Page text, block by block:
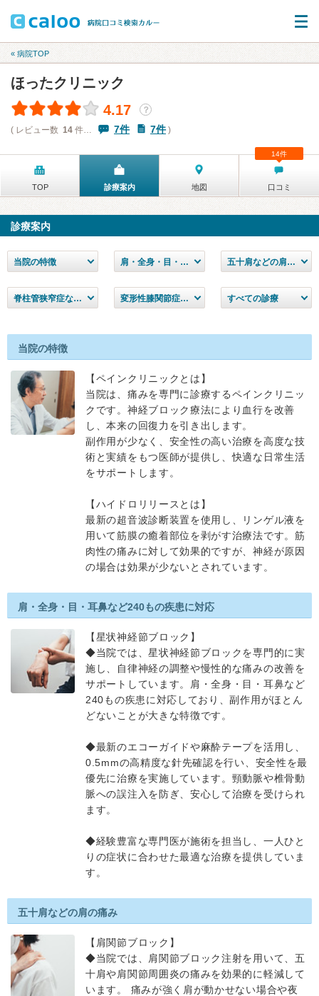
« 病院TOP
ほったクリニック
4.17
？
( レビュー数 14 件… 7件 7件)
TOP 診療案内 地図 口コミ
14件
診療案内
当院の特徴 肩・全身・目・耳鼻など240もの疾患に対応 五十肩などの肩の痛み
脊柱管狭窄症などの腰の痛み 変形性膝関節症などの膝の痛み すべての診療
当院の特徴
【ペインクリニックとは】
当院は、痛みを専門に診療するペインクリニッ
クです。神経ブロック療法により血行を改善
し、本来の回復力を引き出します。
副作用が少なく、安全性の高い治療を高度な技
術と実績をもつ医師が提供し、快適な日常生活
をサポートします。
【ハイドロリリースとは】
最新の超音波診断装置を使用し、リンゲル液を
用いて筋膜の癒着部位を剥がす治療法です。筋
肉性の痛みに対して効果的ですが、神経が原因
の場合は効果が少ないとされています。
肩・全身・目・耳鼻など240もの疾患に対応
【​星状神経節ブロック】
◆当院では、星状神経節ブロックを専門的に実
施し、自律神経の調整や慢性的な痛みの改善を
サポートしています。肩・全身・目・耳鼻など
240もの疾患に対応しており、副作用がほとん
どないことが大きな特徴です。
◆最新のエコーガイドや麻酔テープを活用し、
0.5mmの高精度な針先確認を行い、安全性を最
優先に治療を実施しています。頸動脈や椎骨動
脈への誤注入を防ぎ、安心して治療を受けられ
ます。
◆経験豊富な専門医が施術を担当し、一人ひと
りの症状に合わせた最適な治療を提供していま
す。
五十肩などの肩の痛み
【肩関節ブロック】
◆当院では、肩関節ブロック注射を用いて、五
十肩や肩関節周囲炎の痛みを効果的に軽減して
います。 痛みが強く肩が動かせない場合や夜